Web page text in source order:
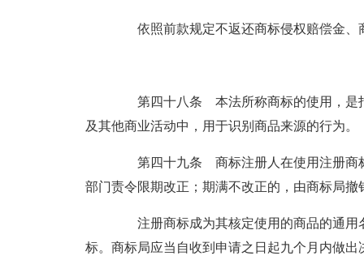
依照前款规定不返还商标侵权赔偿金、
第四十八条 本法所称商标的使用，是指
及其他商业活动中，用于识别商品来源的行为。
第四十九条 商标注册人在使用注册商标
部门责令限期改正；期满不改正的，由商标局撤
注册商标成为其核定使用的商品的通用
标。商标局应当自收到申请之日起九个月内做